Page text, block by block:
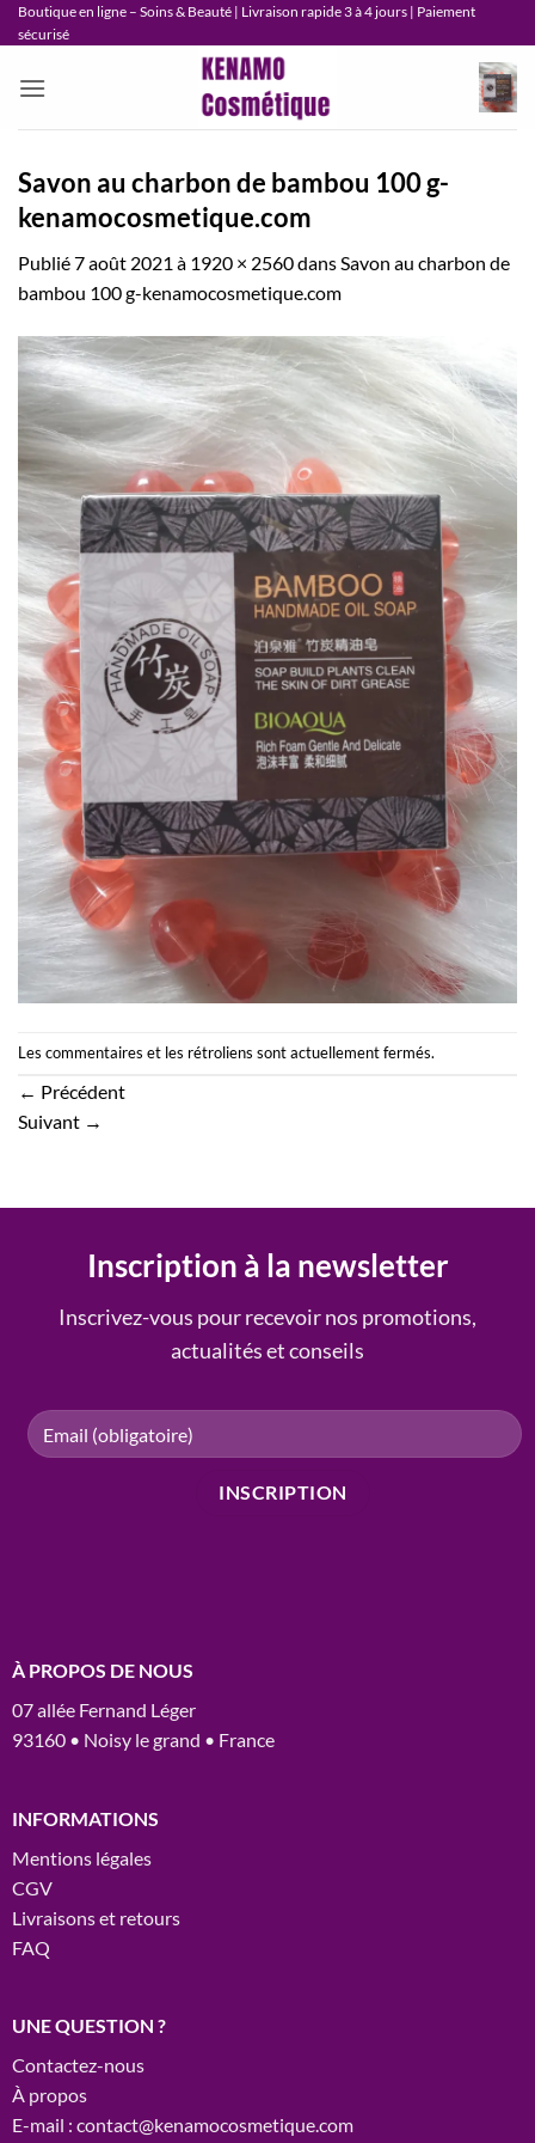
Passer
au
Boutique en ligne – Soins & Beauté | Livraison rapide 3 à 4 jours | Paiement
sécurisé
Savon au charbon de bambou 100 g-
kenamocosmetique.com
Publié7 août 2021 à 1920 × 2560dansSavon au charbon de
bambou 100 g-kenamocosmetique.com
Les commentaires et les rétroliens sont actuellement fermés.
← Précédent
Suivant →
Inscription à la newsletter
Inscrivez-vous pour recevoir nos promotions,
actualités et conseils
À PROPOS DE NOUS
07 allée Fernand Léger
93160 • Noisy le grand • France
INFORMATIONS
Mentions légales
CGV
Livraisons et retours
FAQ
UNE QUESTION ?
Contactez-nous
À propos
E-mail : contact@kenamocosmetique.com